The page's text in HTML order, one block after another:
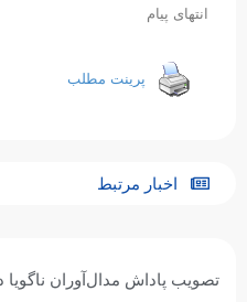
انتهای پیام
پرینت مطلب
اخبار مرتبط
تصویب پاداش مدال‌آوران